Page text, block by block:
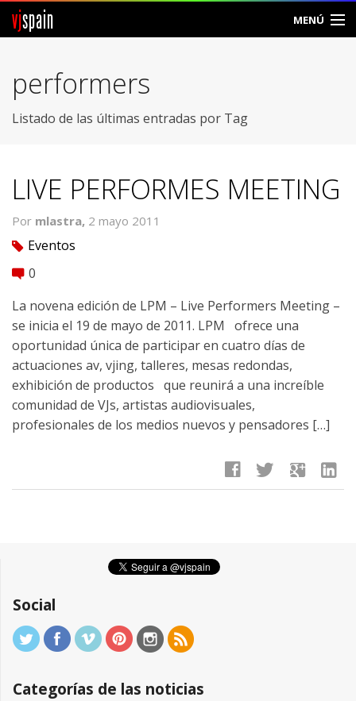
vjspain MENÚ
Foros
Contacto
Crear Cuenta
performers
Listado de las últimas entradas por Tag
LIVE PERFORMES MEETING
Por mlastra, 2 mayo 2011
tag Eventos
comment 0
La novena edición de LPM – Live Performers Meeting –
se inicia el 19 de mayo de 2011. LPM ofrece una
oportunidad única de participar en cuatro días de
actuaciones av, vjing, talleres, mesas redondas,
exhibición de productos que reunirá a una increíble
comunidad de VJs, artistas audiovisuales,
profesionales de los medios nuevos y pensadores […]
facebook twitter google linkedin
Social
Categorías de las noticias